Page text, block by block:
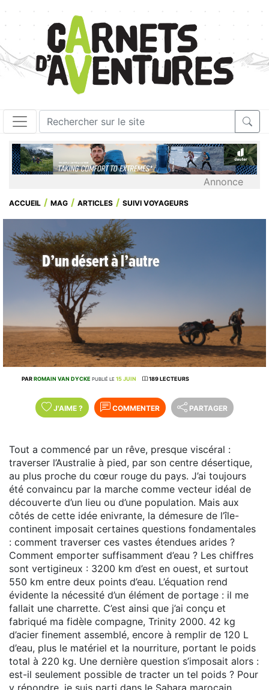
Annonce
ACCUEIL MAG ARTICLES SUIVI VOYAGEURS
D’un désert à l’autre
PARROMAIN VAN DYCKE PUBLIÉ LE 15 JUIN 189 LECTEURS
J'AIME ? COMMENTER PARTAGER
Tout a commencé par un rêve, presque viscéral :
traverser l’Australie à pied, par son centre désertique,
au plus proche du cœur rouge du pays. J’ai toujours
été convaincu par la marche comme vecteur idéal de
découverte d’un lieu ou d’une population. Mais aux
côtés de cette idée enivrante, la démesure de l’île-
continent imposait certaines questions fondamentales
: comment traverser ces vastes étendues arides ?
Comment emporter suffisamment d’eau ? Les chiffres
sont vertigineux : 3200 km d’est en ouest, et surtout
550 km entre deux points d’eau. L’équation rend
évidente la nécessité d’un élément de portage : il me
fallait une charrette. C’est ainsi que j’ai conçu et
fabriqué ma fidèle compagne, Trinity 2000. 42 kg
d’acier finement assemblé, encore à remplir de 120 L
d’eau, plus le matériel et la nourriture, portant le poids
total à 220 kg. Une dernière question s’imposait alors :
est-il seulement possible de tracter un tel poids ? Pour
y répondre, je suis parti dans le Sahara marocain,